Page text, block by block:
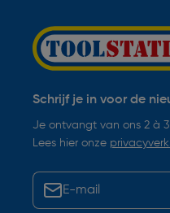
Schrijf je in voor de
Je ontvangt van ons 2 à
Lees hier onze